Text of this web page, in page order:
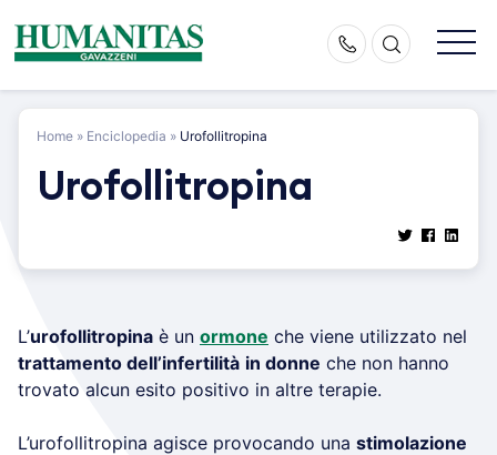
content
Home » Enciclopedia » Urofollitropina
Urofollitropina
L’urofollitropina è un ormone che viene utilizzato nel
trattamento dell’infertilità in donne che non hanno
trovato alcun esito positivo in altre terapie.
L’urofollitropina agisce provocando una stimolazione